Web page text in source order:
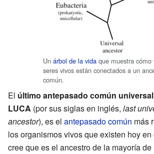
Un árbol de la vidaque muestra cómo
seres vivos están conectados a un
común.
El último antepasado común universal
LUCA (por sus siglas en inglés, last
ancestor), es el antepasado común más
los organismos vivos que existen hoy
cree que es el ancestro de la mayoría